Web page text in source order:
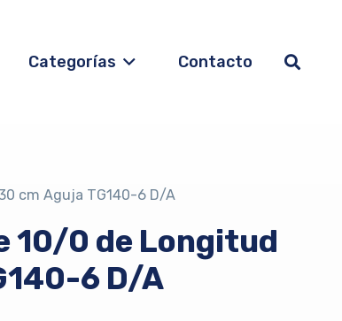
Categorías Contacto
cm Aguja TG140-6 D/A
10/0 de Longitud
6 D/A